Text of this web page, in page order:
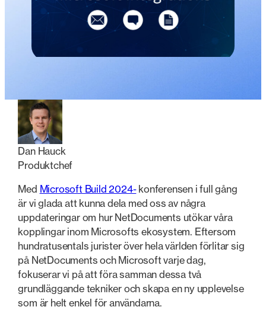
Dan Hauck
Produktchef
Med Microsoft Build 2024-konferensen i full gång
är vi glada att kunna dela med oss av några
uppdateringar om hur NetDocuments utökar våra
kopplingar inom Microsofts ekosystem. Eftersom
hundratusentals jurister över hela världen förlitar sig
på NetDocuments och Microsoft varje dag,
fokuserar vi på att föra samman dessa två
grundläggande tekniker och skapa en ny upplevelse
som är helt enkel för användarna.